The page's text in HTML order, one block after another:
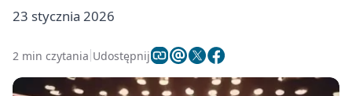
23 stycznia 2026
2 min czytania Udostępnij